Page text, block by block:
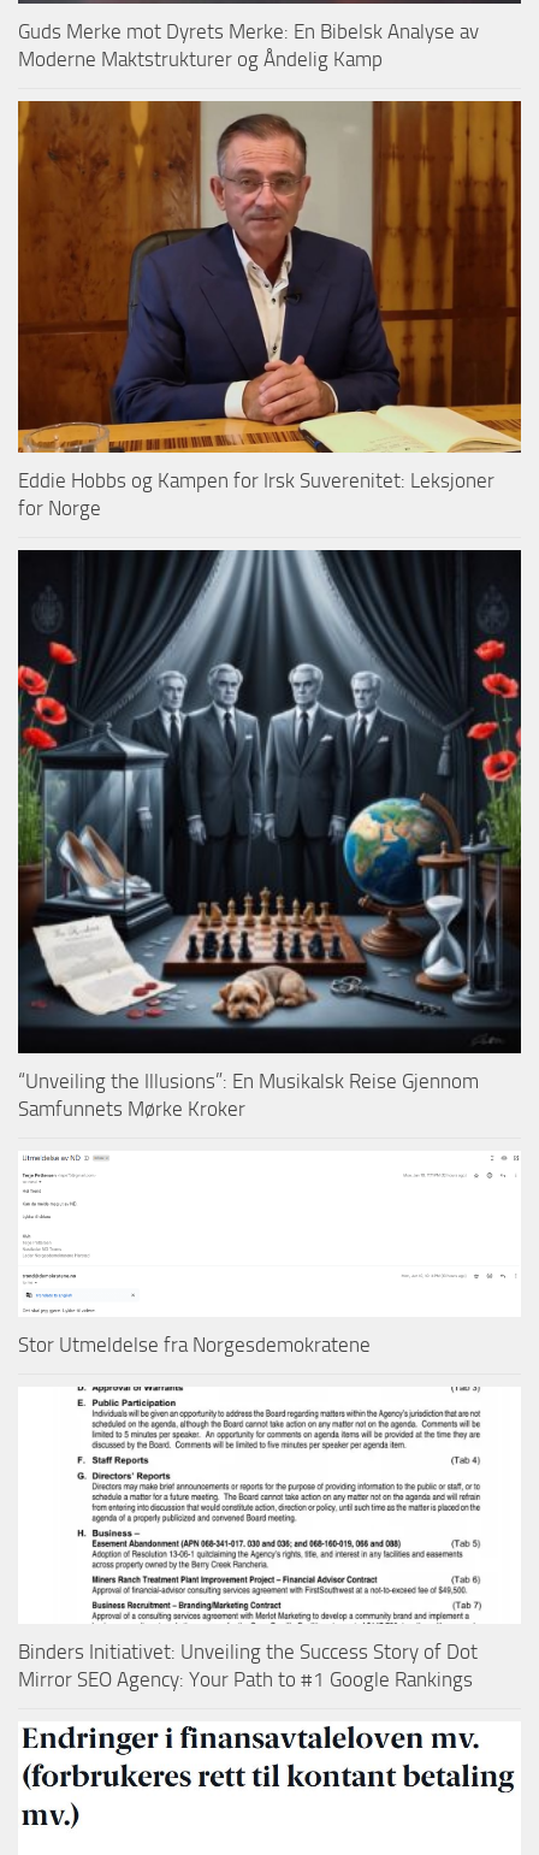
Guds Merke mot Dyrets Merke: En Bibelsk Analyse av
Moderne Maktstrukturer og Åndelig Kamp
Eddie Hobbs og Kampen for Irsk Suverenitet: Leksjoner
for Norge
“Unveiling the Illusions”: En Musikalsk Reise Gjennom
Samfunnets Mørke Kroker
Stor Utmeldelse fra Norgesdemokratene
Binders Initiativet: Unveiling the Success Story of Dot
Mirror SEO Agency: Your Path to #1 Google Rankings